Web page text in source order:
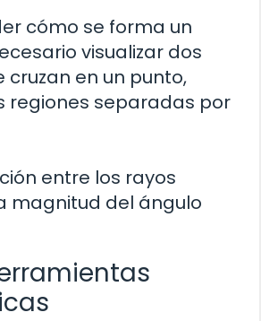
cómo se forma un
visualizar dos
cruzan en un punto,
regiones separadas por
entre los rayos
magnitud del ángulo